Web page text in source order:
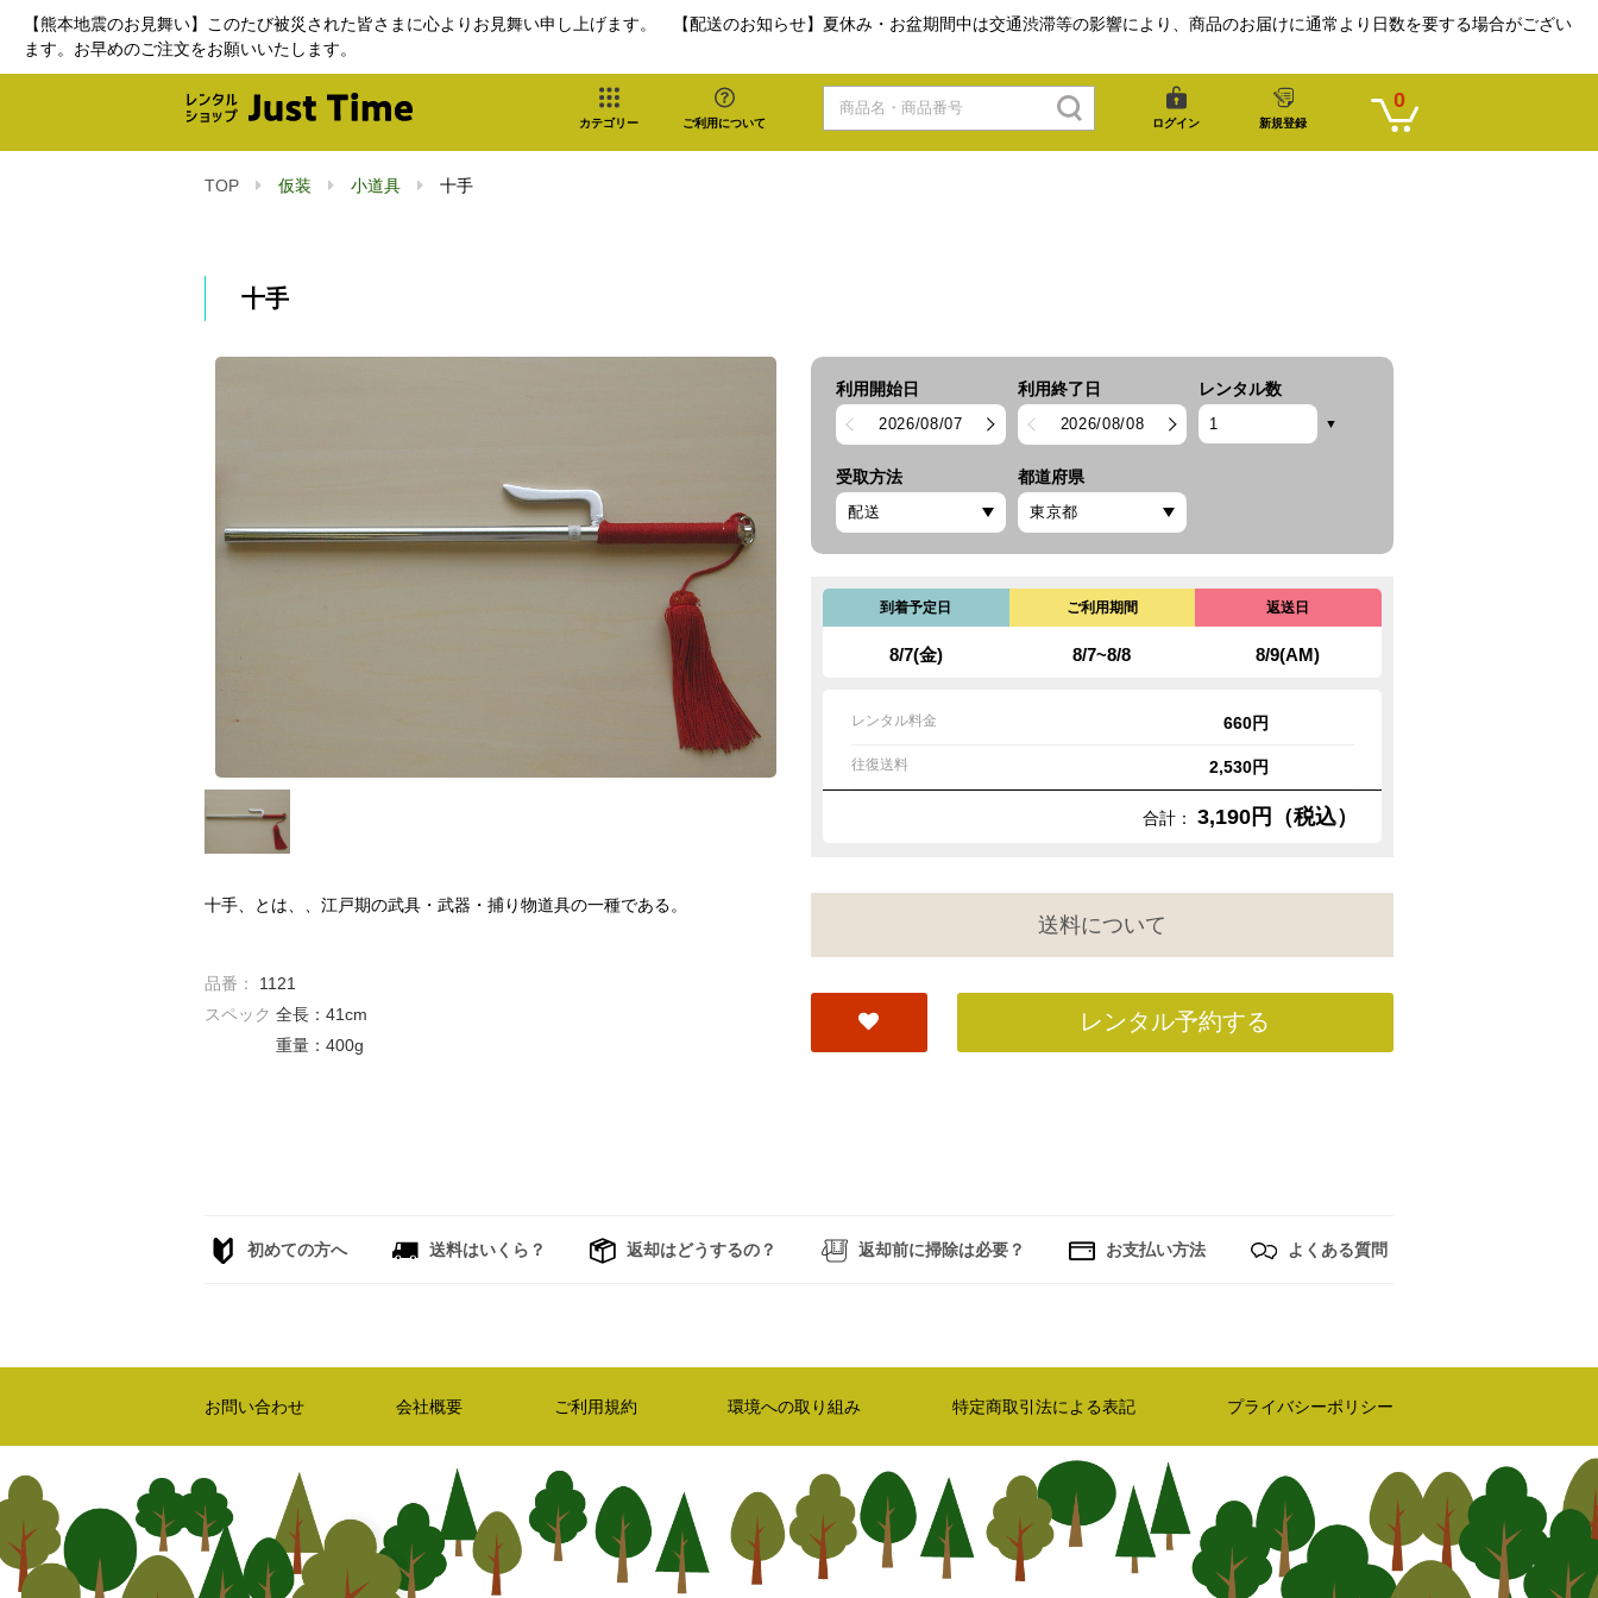
【熊本地震のお見舞い】このたび被災された皆さまに心よりお見舞い申し上げます。 【配送のお知らせ】夏休み・お盆期間中は交通渋滞等の影響により、商品のお届けに通常より日数を要する場合がござい
ます。お早めのご注文をお願いいたします。
カテゴリー ご利用について ログイン 新規登録
0
TOP 仮装 小道具 十手
十手
十手、とは、、江戸期の武具・武器・捕り物道具の一種である。
品番：
1121
スペック 全長：41cm
重量：400g
利用開始日
2026/08/07
利用終了日
2026/08/08
レンタル数
受取方法 都道府県
到着予定日
8/7(金)
ご利用期間
8/7~8/8
返送日
8/9(AM)
レンタル料金 660円
往復送料 2,530円
合計： 3,190円（税込）
送料について
レンタル予約する
初めての方へ 送料はいくら？ 返却はどうするの？ 返却前に掃除は必要？ お支払い方法 よくある質問
お問い合わせ 会社概要 ご利用規約 環境への取り組み 特定商取引法による表記 プライバシーポリシー